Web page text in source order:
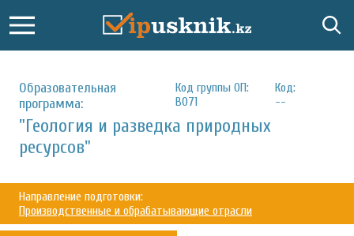
Образовательная
программа:
Код группы ОП:
B071
Код:
--
"Геология и разведка природных
ресурсов"
Направление подготовки:
Производственные и обрабатывающие отрасли